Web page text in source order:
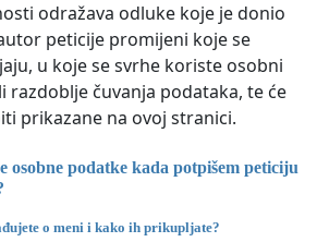
odražava odluke koje je donio
peticije promijeni koje se
u koje se svrhe koriste osobni
razdoblje čuvanja podataka, te će
prikazane na ovoj stranici.
osobne podatke kada potpišem peticiju
o meni i kako ih prikupljate?